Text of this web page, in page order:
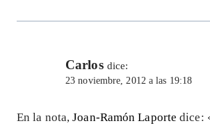
Carlos dice:
23 noviembre, 2012 a las 19:18
En la nota,Joan-Ramón Laporte dice: